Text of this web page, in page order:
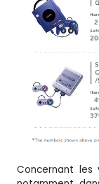
Concernant les